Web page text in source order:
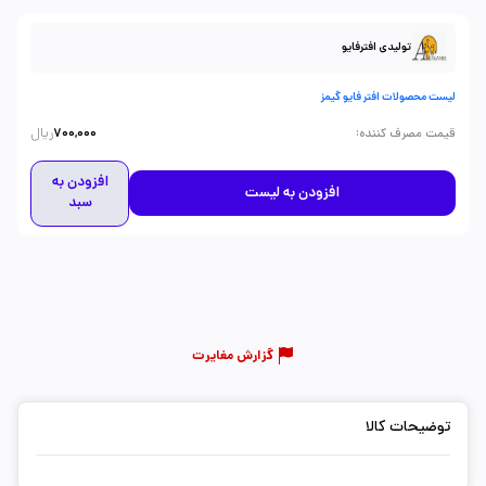
تولیدی افترفایو
لیست محصولات افتر فایو گیمز
قیمت مصرف کننده:
700,000ریال
افزودن به لیست
افزودن به
سبد
گزارش مغایرت
توضیحات کالا